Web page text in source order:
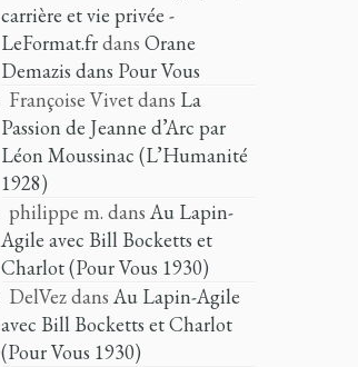
carrière et vie privée -
LeFormat.frdans Orane
Demazis dans Pour Vous
Françoise Vivetdans La
Passion de Jeanne d’Arc par
Léon Moussinac (L’Humanité
1928)
philippe m. dans Au Lapin-
Agile avec Bill Bocketts et
Charlot (Pour Vous 1930)
DelVezdans Au Lapin-Agile
avec Bill Bocketts et Charlot
(Pour Vous 1930)